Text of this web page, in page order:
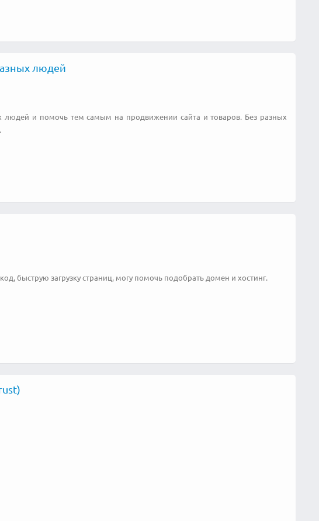
людей
и помочь тем самым на продвижении сайта и товаров. Без разных
быструю загрузку страниц, могу помочь подобрать домен и хостинг.